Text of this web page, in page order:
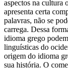
aspectos na cultura
apresenta certa
palavras, não se
carrega. Dessa
idioma grego
linguísticas do
origem do idioma
sua história. O